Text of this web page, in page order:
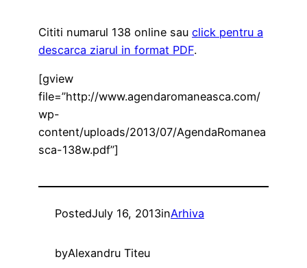
Cititi numarul 138 online sau click pentru a
descarca ziarul in format PDF.
[gview
file=”http://www.agendaromaneasca.com/
wp-
content/uploads/2013/07/AgendaRomanea
sca-138w.pdf”]
PostedJuly 16, 2013inArhiva
byAlexandru Titeu